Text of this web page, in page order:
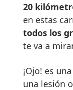
20
en estas
todos los
te va a
¡Ojo! es
una lesión